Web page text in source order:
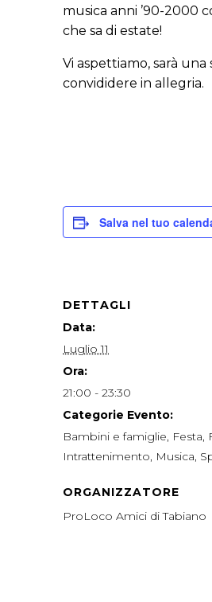
musica anni ’90-2000
che sa di estate!
Vi aspettiamo, sarà una
convididere in allegria.
Salva nel tuo
DETTAGLI
Data:
Luglio 11
Ora:
21:00 - 23:30
Categorie Evento:
Bambini e famiglie, Festa,
Intrattenimento, Musica,
ORGANIZZATORE
ProLoco Amici di Tabiano